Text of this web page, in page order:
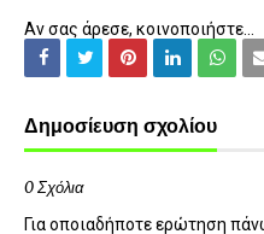
Αν σας άρεσε, κοινοποιήστε...
Δημοσίευση σχολίου
0 Σχόλια
Για οποιαδήποτε ερώτηση